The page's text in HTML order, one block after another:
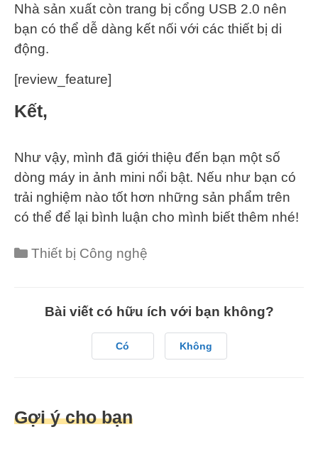
Nhà sản xuất còn trang bị cổng USB 2.0 nên
bạn có thể dễ dàng kết nối với các thiết bị di
động.
[review_feature]
Kết,
Như vậy, mình đã giới thiệu đến bạn một số
dòng máy in ảnh mini nổi bật. Nếu như bạn có
trải nghiệm nào tốt hơn những sản phẩm trên
có thể để lại bình luận cho mình biết thêm nhé!
Thiết bị Công nghệ
Bài viết có hữu ích với bạn không?
Có Không
Gợi ý cho bạn